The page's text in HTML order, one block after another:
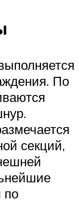
По
секций,
по